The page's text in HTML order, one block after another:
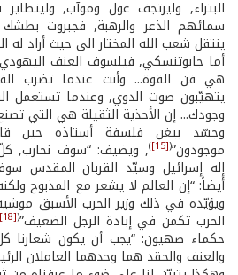
البتراء, وليرتجف عول وموآب,
سمائهم الذعر والرهبة, فجبروت
ينتقل شعب الله المختار الى حيث أراد له
أما جابوتنسكي, فيلسوف العنف
هي فن القوة... وأنت عندما تضرب
يتهيّبون صوت الدوي, وعندما تستعمل
وجودك... إن الأحذية الثقيلة هي التي تصنع
وجسّد بيغن فلسفة أستاذه حين
موجودون”(
[15]
), ويضيف: “سوف نحارب,
إله إسرائيل وسيّد القربان المقدس
أيضاً: “إن العالم لا يشعر مع المذبوح
ويؤيّده في ذلك وزير الحرب الأسبق
الحرب تكمن في إبادة الرجل الضعيف”(
[18]
حكماء صهيون: “يجب أن يكون شعارنا
والعنف والحقد هما وحدهما العاملان